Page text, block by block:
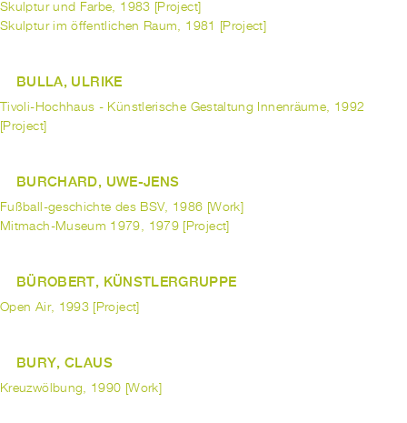
Skulptur und Farbe, 1983 [Project]
Skulptur im öffentlichen Raum, 1981 [Project]
BULLA, ULRIKE
Tivoli-Hochhaus - Künstlerische Gestaltung Innenräume, 1992
[Project]
BURCHARD, UWE-JENS
Fußball-geschichte des BSV, 1986 [Work]
Mitmach-Museum 1979, 1979 [Project]
BÜROBERT, KÜNSTLERGRUPPE
Open Air, 1993 [Project]
BURY, CLAUS
Kreuzwölbung, 1990 [Work]